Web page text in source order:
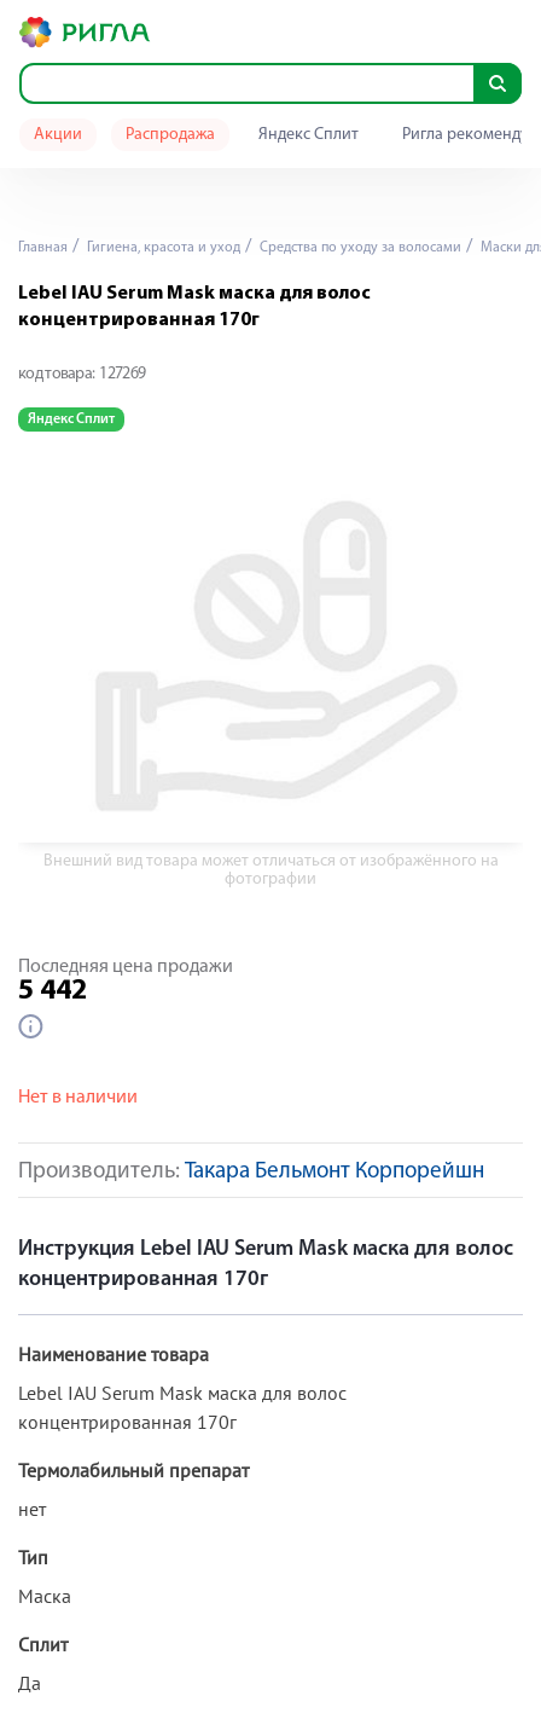
Акции Распродажа Яндекс Сплит Ригла
Главная Гигиена, красота и уход Средства по уходу за волосами Маски
Lebel IAU Serum Mask маска для волос
концентрированная 170г
код товара: 127269
Яндекс Сплит
Внешний вид товара может отличаться от изображённого на
фотографии
Производитель: Такара Бельмонт Корпорейшн
Последняя цена продажи
5 442
Нет в наличии
Инструкция Lebel IAU Serum Mask маска для волос
концентрированная 170г
Наименование товара
Lebel IAU Serum Mask маска для волос
концентрированная 170г
Термолабильный препарат
нет
Тип
Маска
Сплит
Да